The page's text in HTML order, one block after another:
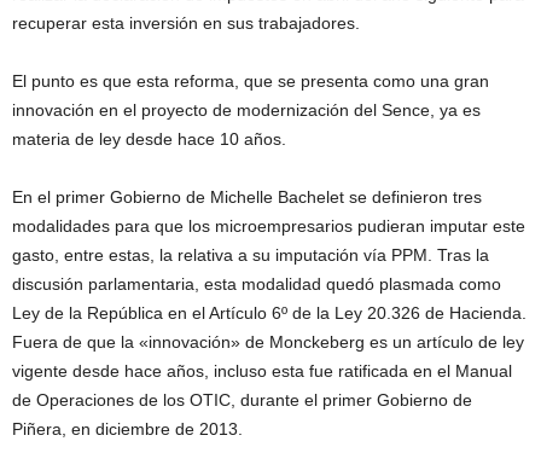
recuperar esta inversión en sus trabajadores.
El punto es que esta reforma, que se presenta como una gran
innovación en el proyecto de modernización del Sence, ya es
materia de ley desde hace 10 años.
En el primer Gobierno de Michelle Bachelet se definieron tres
modalidades para que los microempresarios pudieran imputar este
gasto, entre estas, la relativa a su imputación vía PPM. Tras la
discusión parlamentaria, esta modalidad quedó plasmada como
Ley de la República en el Artículo 6º de la Ley 20.326 de Hacienda.
Fuera de que la «innovación» de Monckeberg es un artículo de ley
vigente desde hace años, incluso esta fue ratificada en el Manual
de Operaciones de los OTIC, durante el primer Gobierno de
Piñera, en diciembre de 2013.